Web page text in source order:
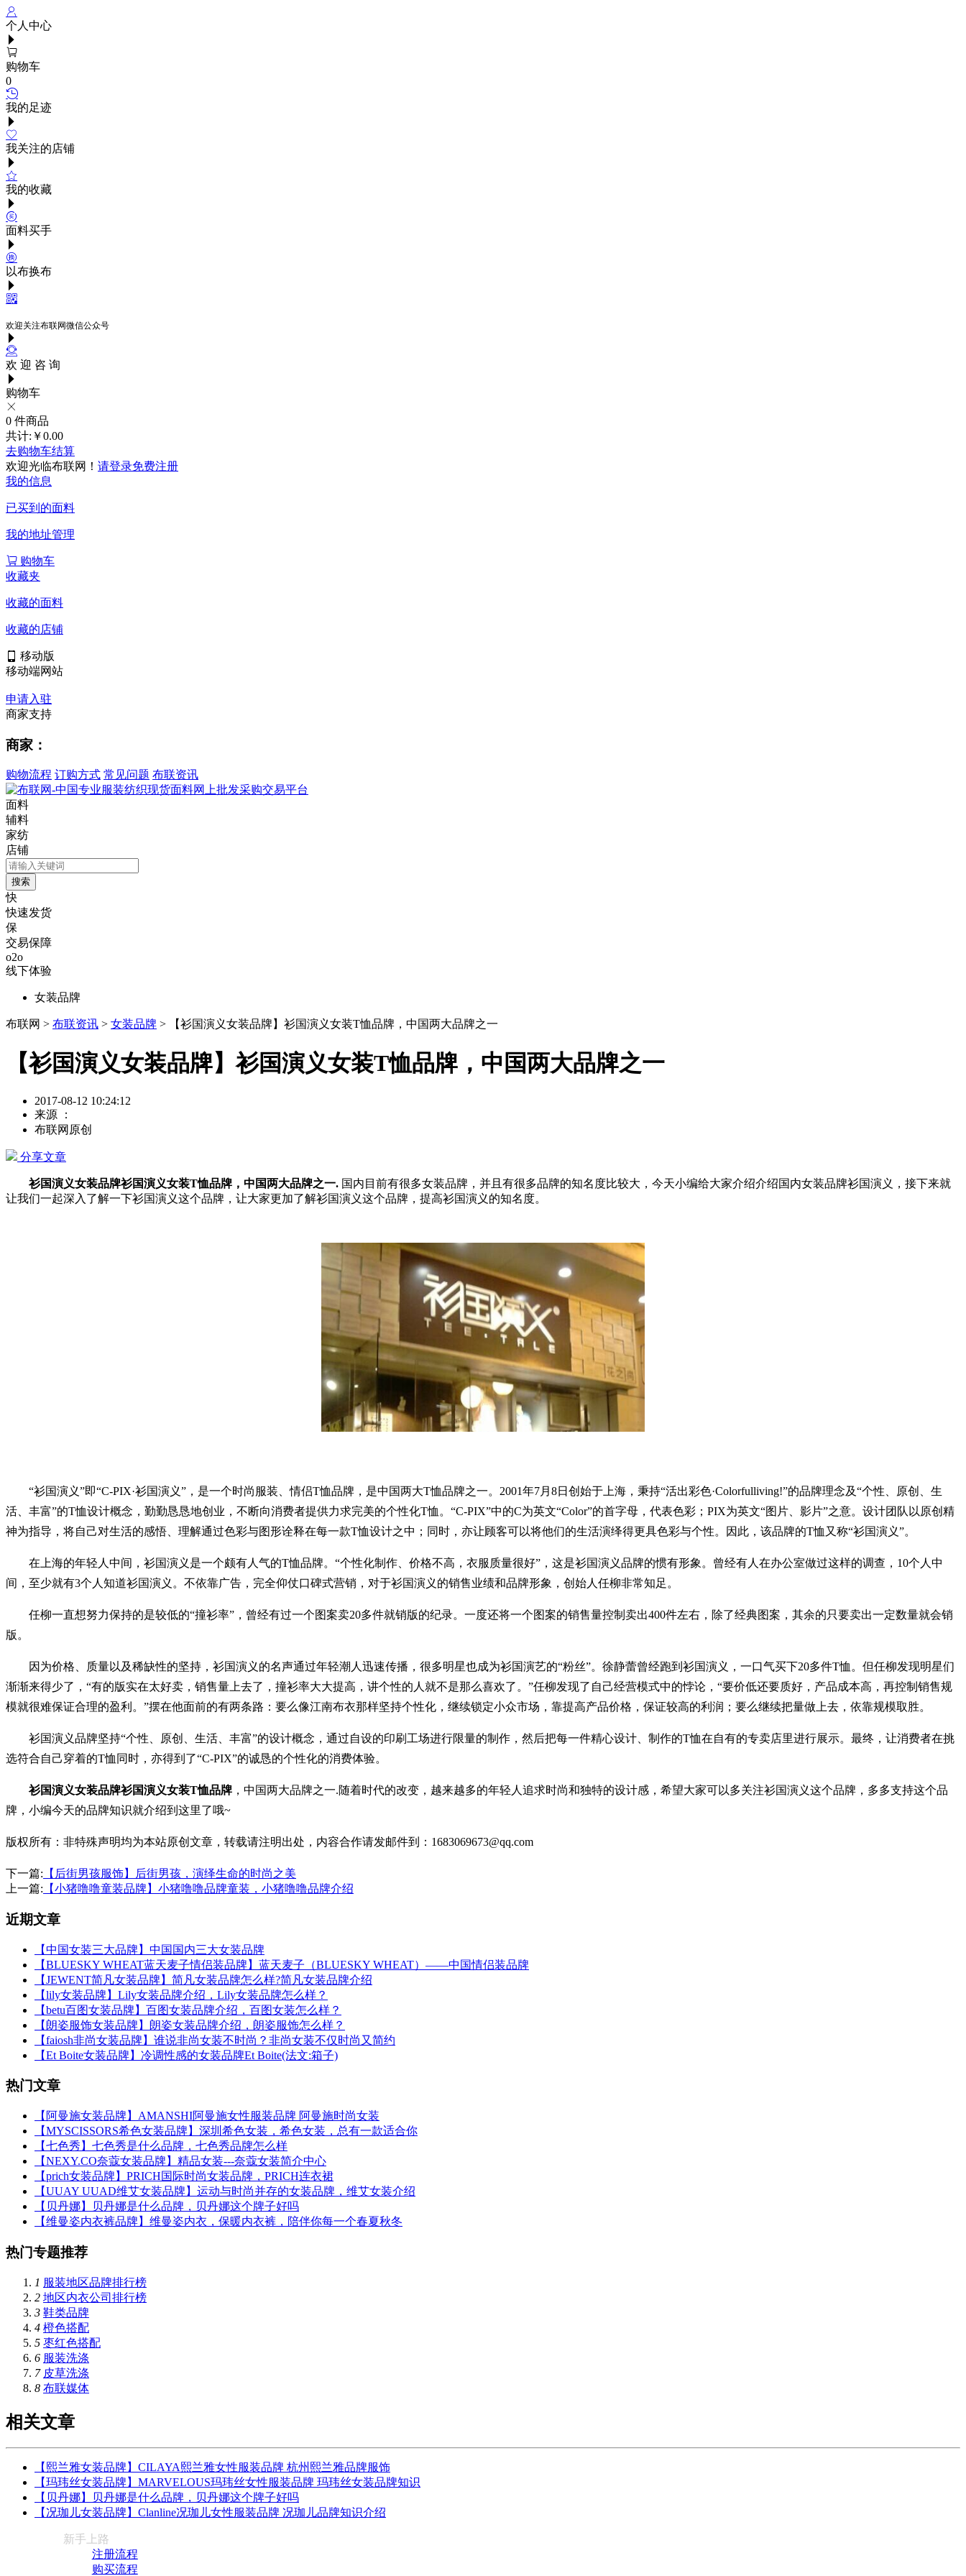
个人中心
购物车
0
我的足迹
我关注的店铺
我的收藏
面料买手
以布换布
欢迎关注布联网微信公众号
欢 迎 咨 询
购物车
0 件商品
共计: ￥0.00
去购物车结算
欢迎光临布联网！ 请登录免费注册
我的信息
已买到的面料
我的地址管理
购物车
收藏夹
收藏的面料
收藏的店铺
移动版
移动端网站
申请入驻
商家支持
商家：
购物流程 订购方式 常见问题 布联资讯
面料
辅料
家纺
店铺
快
快速发货
保
交易保障
o2o
线下体验
女装品牌
布联网 > 布联资讯 > 女装品牌 > 【衫国演义女装品牌】衫国演义女装T恤品牌，中国两大品牌之一
【衫国演义女装品牌】衫国演义女装T恤品牌，中国两大品牌之一
2017-08-12 10:24:12
来源 ：
布联网原创
分享文章
衫国演义女装品牌衫国演义女装T恤品牌，中国两大品牌之一. 国内目前有很多女装品牌，并且有很多品牌的知名度比较大，今天小编给大家介绍介绍国内女装品牌衫国演义，接下来就
让我们一起深入了解一下衫国演义这个品牌，让大家更加了解衫国演义这个品牌，提高衫国演义的知名度。
“衫国演义”即“C-PIX·衫国演义”，是一个时尚服装、情侣T恤品牌，是中国两大T恤品牌之一。2001年7月8日创始于上海，秉持“活出彩色·Colorfulliving!”的品牌理念及“个性、原创、生
活、丰富”的T恤设计概念，勤勤恳恳地创业，不断向消费者提供力求完美的个性化T恤。“C-PIX”中的C为英文“Color”的首字母，代表色彩；PIX为英文“图片、影片”之意。设计团队以原创精
神为指导，将自己对生活的感悟、理解通过色彩与图形诠释在每一款T恤设计之中；同时，亦让顾客可以将他们的生活演绎得更具色彩与个性。因此，该品牌的T恤又称“衫国演义”。
在上海的年轻人中间，衫国演义是一个颇有人气的T恤品牌。“个性化制作、价格不高，衣服质量很好”，这是衫国演义品牌的惯有形象。曾经有人在办公室做过这样的调查，10个人中
间，至少就有3个人知道衫国演义。不依靠广告，完全仰仗口碑式营销，对于衫国演义的销售业绩和品牌形象，创始人任柳非常知足。
任柳一直想努力保持的是较低的“撞衫率”，曾经有过一个图案卖20多件就销版的纪录。一度还将一个图案的销售量控制卖出400件左右，除了经典图案，其余的只要卖出一定数量就会销
版。
因为价格、质量以及稀缺性的坚持，衫国演义的名声通过年轻潮人迅速传播，很多明星也成为衫国演艺的“粉丝”。徐静蕾曾经跑到衫国演义，一口气买下20多件T恤。但任柳发现明星们
渐渐来得少了，“有的版实在太好卖，销售量上去了，撞衫率大大提高，讲个性的人就不是那么喜欢了。”任柳发现了自己经营模式中的悖论，“要价低还要质好，产品成本高，再控制销售规
模就很难保证合理的盈利。”摆在他面前的有两条路：要么像江南布衣那样坚持个性化，继续锁定小众市场，靠提高产品价格，保证较高的利润；要么继续把量做上去，依靠规模取胜。
衫国演义品牌坚持“个性、原创、生活、丰富”的设计概念，通过自设的印刷工场进行限量的制作，然后把每一件精心设计、制作的T恤在自有的专卖店里进行展示。最终，让消费者在挑
选符合自己穿着的T恤同时，亦得到了“C-PIX”的诚恳的个性化的消费体验。
衫国演义女装品牌衫国演义女装T恤品牌 ，中国两大品牌之一.随着时代的改变，越来越多的年轻人追求时尚和独特的设计感，希望大家可以多关注衫国演义这个品牌，多多支持这个品
牌，小编今天的品牌知识就介绍到这里了哦~
版权所有：非特殊声明均为本站原创文章，转载请注明出处，内容合作请发邮件到：1683069673@qq.com
下一篇: 【后街男孩服饰】后街男孩，演绎生命的时尚之美
上一篇: 【小猪噜噜童装品牌】小猪噜噜品牌童装，小猪噜噜品牌介绍
近期文章
【中国女装三大品牌】中国国内三大女装品牌
【BLUESKY WHEAT蓝天麦子情侣装品牌】蓝天麦子（BLUESKY WHEAT）——中国情侣装品牌
【JEWENT简凡女装品牌】简凡女装品牌怎么样?简凡女装品牌介绍
【lily女装品牌】Lily女装品牌介绍，Lily女装品牌怎么样？
【betu百图女装品牌】百图女装品牌介绍，百图女装怎么样？
【朗姿服饰女装品牌】朗姿女装品牌介绍，朗姿服饰怎么样？
【faiosh非尚女装品牌】谁说非尚女装不时尚？非尚女装不仅时尚又简约
【Et Boite女装品牌】冷调性感的女装品牌Et Boite(法文:箱子)
热门文章
【阿曼施女装品牌】AMANSHI阿曼施女性服装品牌 阿曼施时尚女装
【MYSCISSORS希色女装品牌】深圳希色女装，希色女装，总有一款适合你
【七色秀】七色秀是什么品牌，七色秀品牌怎么样
【NEXY.CO奈蔻女装品牌】精品女装---奈蔻女装简介中心
【prich女装品牌】PRICH国际时尚女装品牌，PRICH连衣裙
【UUAY UUAD维艾女装品牌】运动与时尚并存的女装品牌，维艾女装介绍
【贝丹娜】贝丹娜是什么品牌，贝丹娜这个牌子好吗
【维曼姿内衣裤品牌】维曼姿内衣，保暖内衣裤，陪伴你每一个春夏秋冬
热门专题推荐
1 服装地区品牌排行榜
2 地区内衣公司排行榜
3 鞋类品牌
4 橙色搭配
5 枣红色搭配
6 服装洗涤
7 皮草洗涤
8 布联媒体
相关文章
【熙兰雅女装品牌】CILAYA熙兰雅女性服装品牌 杭州熙兰雅品牌服饰
【玛玮丝女装品牌】MARVELOUS玛玮丝女性服装品牌 玛玮丝女装品牌知识
【贝丹娜】贝丹娜是什么品牌，贝丹娜这个牌子好吗
【况珈儿女装品牌】Clanline况珈儿女性服装品牌 况珈儿品牌知识介绍
新手上路
注册流程
购买流程